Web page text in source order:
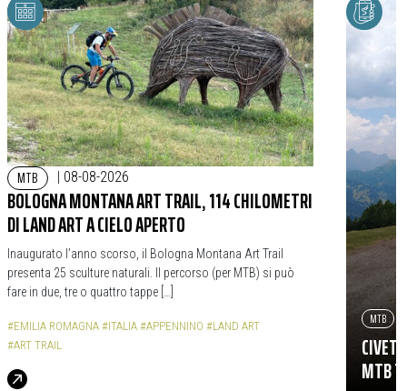
MTB | 08-08-2026
BOLOGNA MONTANA ART TRAIL, 114 CHILOMETRI
DI LAND ART A CIELO APERTO
Inaugurato l’anno scorso, il Bologna Montana Art Trail
presenta 25 sculture naturali. Il percorso (per MTB) si può
fare in due, tre o quattro tappe […]
#EMILIA ROMAGNA #ITALIA #APPENNINO #LAND ART
#ART TRAIL
MTB
MTB